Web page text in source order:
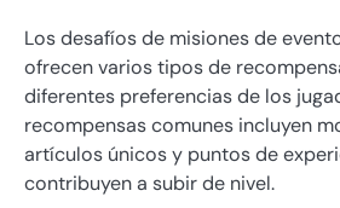
Los desafíos de misiones de
ofrecen varios tipos de
diferentes preferencias de los
recompensas comunes incluyen
artículos únicos y puntos de
contribuyen a subir de nivel.